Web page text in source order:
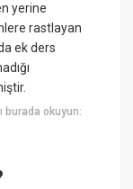
yerine
rastlayan
ek ders
burada okuyun: